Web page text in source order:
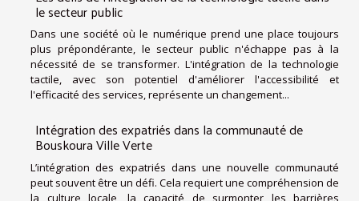
le secteur public
Dans une société où le numérique prend une place toujours
plus prépondérante, le secteur public n'échappe pas à la
nécessité de se transformer. L'intégration de la technologie
tactile, avec son potentiel d'améliorer l'accessibilité et
l'efficacité des services, représente un changement...
Intégration des expatriés dans la communauté de
Bouskoura Ville Verte
L’intégration des expatriés dans une nouvelle communauté
peut souvent être un défi. Cela requiert une compréhension de
la culture locale, la capacité de surmonter les barrières